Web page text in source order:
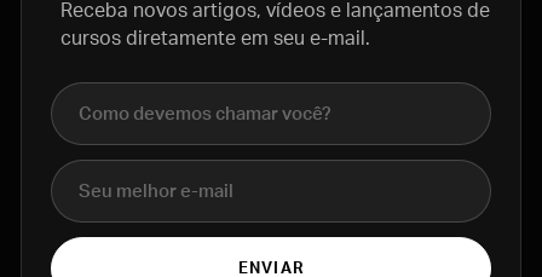
Receba novos artigos, vídeos e lançamentos de
cursos diretamente em seu e-mail.
Nome completo
E-mail
ENVIAR